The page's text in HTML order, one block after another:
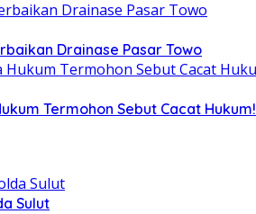
Drainase Pasar Towo
Termohon Sebut Cacat Hukum!
Sulut